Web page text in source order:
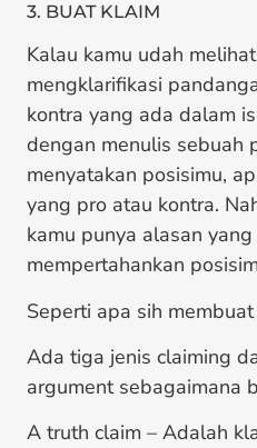
3. BUAT KLAIM
Kalau kamu udah
mengklarifikasi
kontra yang ada dalam
dengan menulis sebuah
menyatakan posisimu,
yang pro atau kontra.
kamu punya alasan
mempertahankan
Seperti apa sih
Ada tiga jenis claiming
argument sebagaimana
A truth claim – Adalah